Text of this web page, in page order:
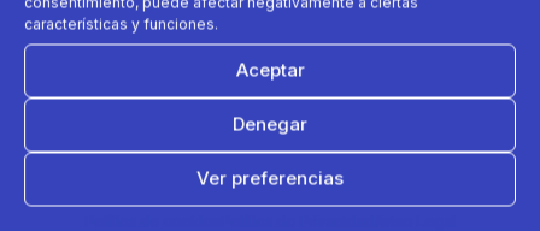
características y funciones.
Aceptar
Denegar
Ver preferencias